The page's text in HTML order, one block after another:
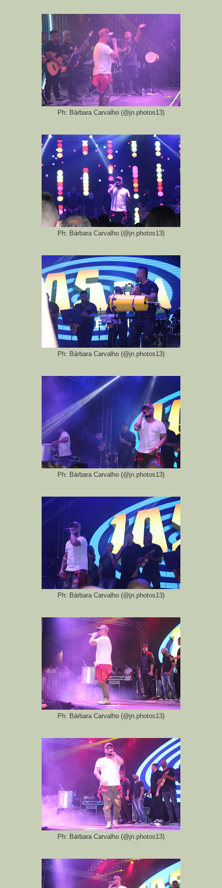
Ph: Bárbara Carvalho (@jn.photos13)
Ph: Bárbara Carvalho (@jn.photos13)
Ph: Bárbara Carvalho (@jn.photos13)
Ph: Bárbara Carvalho (@jn.photos13)
Ph: Bárbara Carvalho (@jn.photos13)
Ph: Bárbara Carvalho (@jn.photos13)
Ph: Bárbara Carvalho (@jn.photos13)